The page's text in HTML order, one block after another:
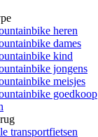
heren
dames
kind
jongens
meisjes
goedkoop
transportfietsen